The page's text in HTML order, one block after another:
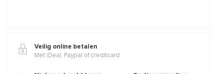
Veilig online betalen
Met iDeal, Paypal of creditcard